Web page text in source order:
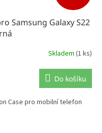
Samsung Galaxy S22
Skladem (1 ks)
Do košíku
Case pro mobilní telefon